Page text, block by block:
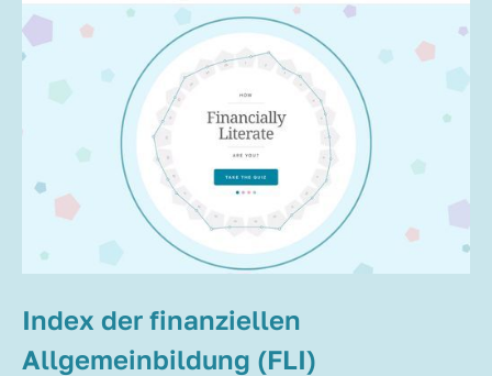
Index der finanziellen
Allgemeinbildung (FLI)